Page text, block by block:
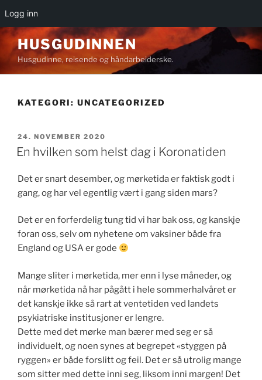
Logg inn
Gå
innhold
HUSGUDINNEN
Husgudinne, reisende og håndarbeiderske.
KATEGORI: UNCATEGORIZED
PUBLISERT
24. NOVEMBER 2020
En hvilken som helst dag i Koronatiden
Det er snart desember, og mørketida er faktisk godt i
gang, og har vel egentlig vært i gang siden mars?
Det er en forferdelig tung tid vi har bak oss, og kanskje
foran oss, selv om nyhetene om vaksiner både fra
England og USA er gode
Mange sliter i mørketida, mer enn i lyse måneder, og
når mørketida nå har pågått i hele sommerhalvåret er
det kanskje ikke så rart at ventetiden ved landets
psykiatriske institusjoner er lengre.
Dette med det mørke man bærer med seg er så
individuelt, og noen synes at begrepet «styggen på
ryggen» er både forslitt og feil. Det er så utrolig mange
som sitter med dette inni seg, liksom inni margen! Det